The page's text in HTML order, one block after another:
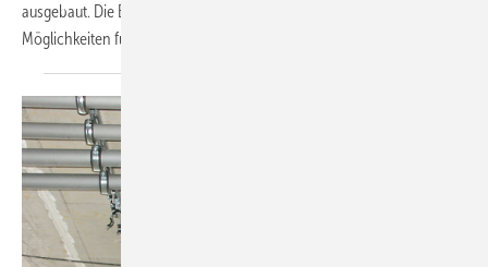
ausgebaut. Die Entwicklungsrichtung dabei ist: Mehr Angebote und
Möglichkeiten für mehr Individualität in der